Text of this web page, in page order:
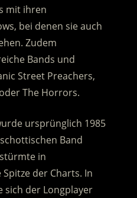
mit ihren
bei denen sie auch
Zudem
Bands und
Street Preachers,
The Horrors.
ursprünglich 1985
Band
in
der Charts. In
sich der Longplayer